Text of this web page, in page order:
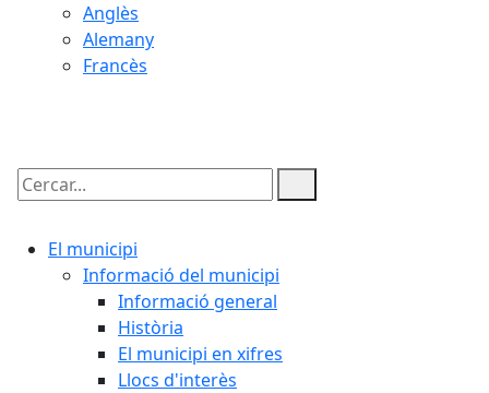
Anglès
Alemany
Francès
Cercar:
El municipi
Informació del municipi
Informació general
Història
El municipi en xifres
Llocs d'interès